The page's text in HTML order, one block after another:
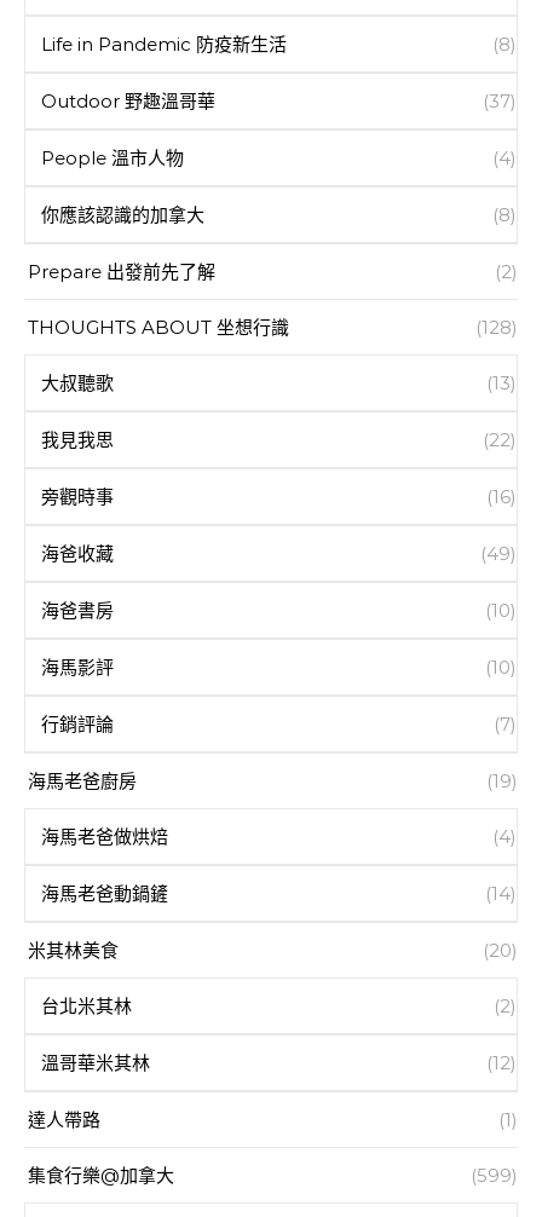
Life in Pandemic 防疫新生活 (8)
Outdoor 野趣溫哥華 (37)
People 溫市人物 (4)
你應該認識的加拿大 (8)
Prepare 出發前先了解 (2)
THOUGHTS ABOUT 坐想行識 (128)
大叔聽歌 (13)
我見我思 (22)
旁觀時事 (16)
海爸收藏 (49)
海爸書房 (10)
海馬影評 (10)
行銷評論 (7)
海馬老爸廚房 (19)
海馬老爸做烘焙 (4)
海馬老爸動鍋鏟 (14)
米其林美食 (20)
台北米其林 (2)
溫哥華米其林 (12)
達人帶路 (1)
集食行樂@加拿大 (599)